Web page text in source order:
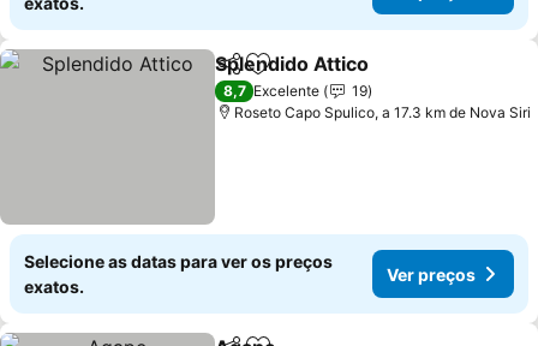
PartilharAdicionar aos favoritos
Splendido Attico
8,7 Excelente
19
Roseto Capo Spulico, a 17.3 km de Nova Siri
Selecione as datas para ver os preços
exatos.
Ver preços